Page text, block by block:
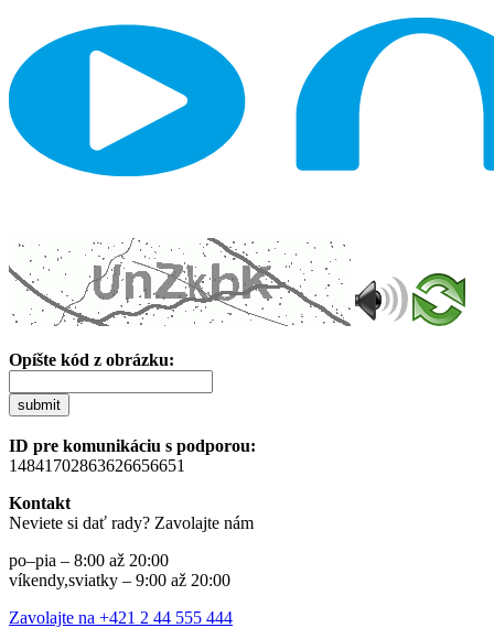
Opíšte kód z obrázku:
submit
ID pre komunikáciu s podporou:
14841702863626656651
Kontakt
Neviete si dať rady? Zavolajte nám
po–pia – 8:00 až 20:00
víkendy,sviatky – 9:00 až 20:00
Zavolajte na +421 2 44 555 444